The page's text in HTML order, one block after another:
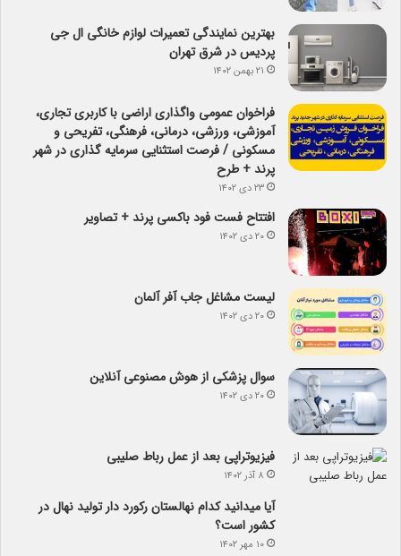
بهترین نمایندگی تعمیرات لوازم خانگی ال جی
پردیس در شرق تهران
۲۱ بهمن ۱۴۰۲
فراخوان عمومی واگذاری اراضی با کاربری تجاری،
آموزشی، ورزشی، درمانی، فرهنگی، تفریحی و
مسکونی / فرصت استثنایی سرمایه گذاری در شهر
پرند + طرح
۲۳ دی ۱۴۰۲
افتتاح فست فود باکسی پرند + تصاویر
۲۰ دی ۱۴۰۲
لیست مشاغل جاب آفر آلمان
۲۰ دی ۱۴۰۲
سوال پزشکی از هوش مصنوعی آنلاین
۲۰ دی ۱۴۰۲
فیزیوتراپی بعد از عمل رباط صلیبی
۸ آذر ۱۴۰۲
آیا می­دانید کدام نهالستان رکورد دار تولید نهال­ در
کشور است؟
۱۰ مهر ۱۴۰۲